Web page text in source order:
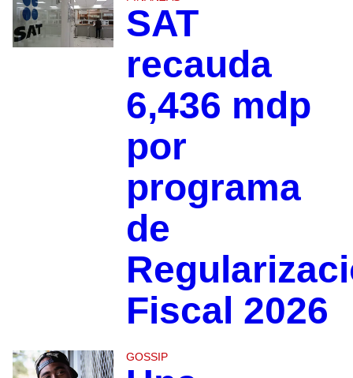
SAT
recauda
6,436 mdp
por
programa
de
Fiscal 2026
GOSSIP